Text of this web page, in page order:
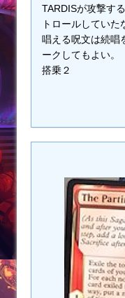
TARDISが攻撃す
トロールしてい
唱える呪文は続唱
ークしてもよい。
搭乗２